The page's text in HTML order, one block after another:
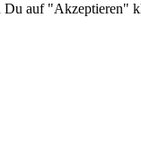
Du auf "Akzeptieren"